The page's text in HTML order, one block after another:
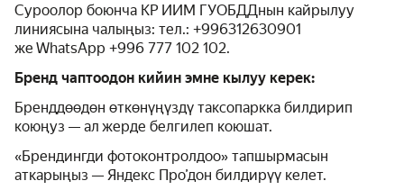
Суроолор боюнча КР ИИМ ГУОБДДнын кайрылуу
линиясына чалыңыз: тел.: +996312630901
же WhatsApp +996 777 102 102.
Бренд чаптоодон кийин эмне кылуу керек:
Бренддөөдөн өткөнүңүздү таксопаркка билдирип
коюңуз — ал жерде белгилеп коюшат.
«Брендингди фотоконтролдоо» тапшырмасын
аткарыңыз — Яндекс Про’дон билдирүү келет.